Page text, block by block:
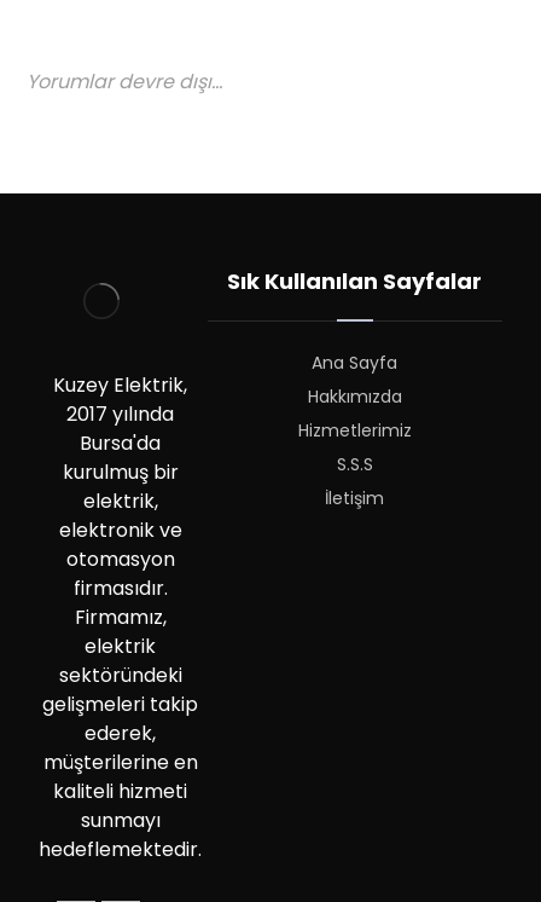
Yorumlar devre dışı...
Kuzey Elektrik,
2017 yılında
Bursa'da
kurulmuş bir
elektrik,
elektronik ve
otomasyon
firmasıdır.
Firmamız,
elektrik
sektöründeki
gelişmeleri takip
ederek,
müşterilerine en
kaliteli hizmeti
sunmayı
hedeflemektedir.
Sık Kullanılan Sayfalar
Ana Sayfa
Hakkımızda
Hizmetlerimiz
S.S.S
İletişim